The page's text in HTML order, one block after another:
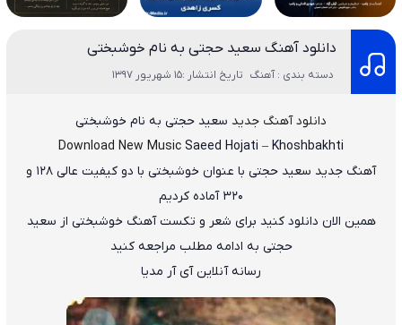
دانلود آهنگ سعید حجتی به نام خوشبختی
دسته بندی : آهنگ تاریخ انتشار :15 شهریور 1397
دانلود آهنگ جدید سعید حجتی به نام خوشبختی
Download New Music Saeed Hojati – Khoshbakhti
آهنگ جدید سعید حجتی با عنوان خوشبختی
با دو کیفیت عالی ۱۲۸ و
۳۲۰ آماده کردیم
همین الان دانلود کنید برای شعر و تکست آهنگ خوشبختی از سعید
حجتی به ادامه مطلب مراجعه کنید
رسانه آنلاین آی آر مدیا